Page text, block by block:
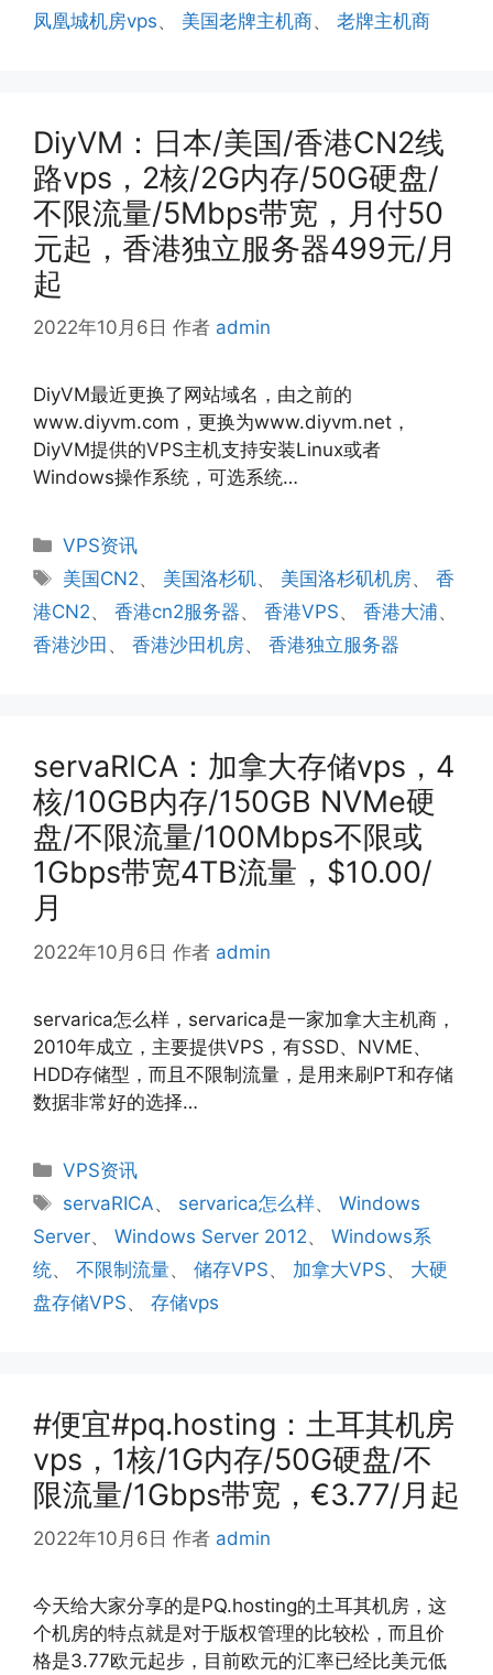
凤凰城机房vps、 美国老牌主机商、 老牌主机商
DiyVM：日本/美国/香港CN2线
路vps，2核/2G内存/50G硬盘/
不限流量/5Mbps带宽，月付50
元起，香港独立服务器499元/月
起
2022年10月6日 作者 admin
DiyVM最近更换了网站域名，由之前的
www.diyvm.com，更换为www.diyvm.net，
DiyVM提供的VPS主机支持安装Linux或者
Windows操作系统，可选系统…
分
类
VPS资讯
标
签
美国CN2、 美国洛杉矶、 美国洛杉矶机房、香
港CN2、 香港cn2服务器、 香港VPS、 香港大浦、
香港沙田 、 香港沙田机房、 香港独立服务器
servaRICA：加拿大存储vps，4
核/10GB内存/150GB NVMe硬
盘/不限流量/100Mbps不限或
1Gbps带宽4TB流量，$10.00/
月
2022年10月6日 作者 admin
servarica怎么样，servarica是一家加拿大主机商，
2010年成立，主要提供VPS，有SSD、NVME、
HDD存储型，而且不限制流量，是用来刷PT和存储
数据非常好的选择…
分
VPS资讯
标
servaRICA、 servarica怎么样、Windows
Server、 Windows Server 2012、 Windows系
统、 不限制流量、 储存VPS、 加拿大VPS、 大硬
盘存储VPS、 存储vps
#便宜#pq.hosting：土耳其机房
vps，1核/1G内存/50G硬盘/不
限流量/1Gbps带宽，€3.77/月起
2022年10月6日 作者 admin
今天给大家分享的是PQ.hosting的土耳其机房，这
个机房的特点就是对于版权管理的比较松，而且价
格是3.77欧元起步，目前欧元的汇率已经比美元低